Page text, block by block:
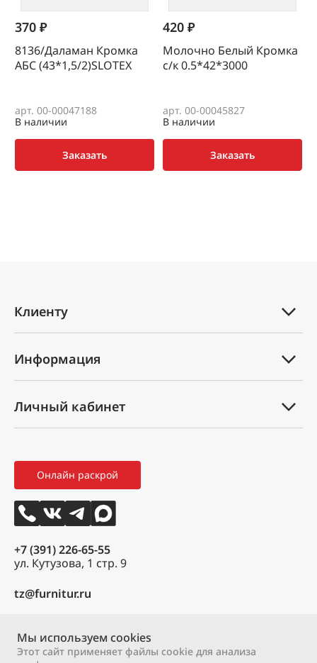
370 ₽
8136/Даламан Кромка
АБС (43*1,5/2)SLOTEX
арт. 00-00047188
В наличии
Заказать
420 ₽
Молочно Белый Кромка
с/к 0.5*42*3000
арт. 00-00045827
В наличии
Заказать
Клиенту
Услуги
Партнеры
3D тур
Информация
Оплата и доставка
Как оформить заказ
Вакансии
Контакты
Личный кабинет
Мои заказы
Избранное
Онлайн раскрой
+7 (391) 226-65-55
ул. Кутузова, 1 стр. 9
tz@furnitur.ru
Сб:
9:00 – 17:00
Вс:
выходной
Мы используем cookies
Этот сайт применяет файлы cookie для анализа